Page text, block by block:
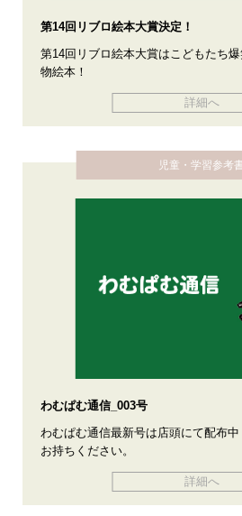
第14回リブロ絵本大賞決定！
第14回リブロ絵本大賞はこどもたち
物絵本！
詳細へ
児童・学習参考
わむぱむ通信_003号
わむぱむ通信最新号は店頭にて配布
お持ちください。
詳細へ